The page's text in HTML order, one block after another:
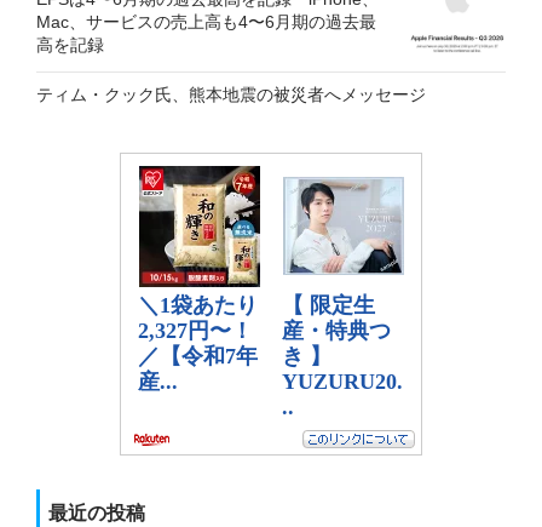
Mac、サービスの売上高も4〜6月期の過去最
高を記録
ティム・クック氏、熊本地震の被災者へメッセージ
最近の投稿